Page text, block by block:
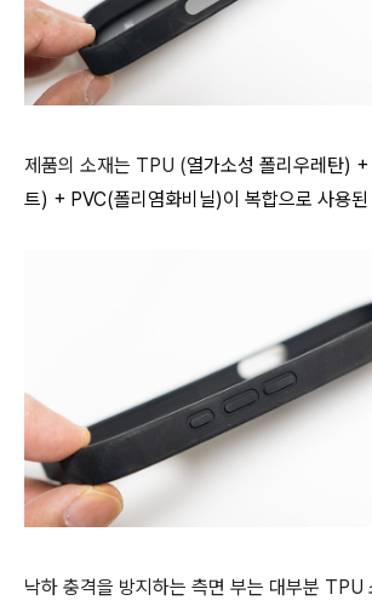
제품의 소재는 TPU (열가소성 폴리우레탄) +
트) + PVC(폴리염화비닐)이 복합으로 사용된
낙하 충격을 방지하는 측면 부는 대부분 TPU